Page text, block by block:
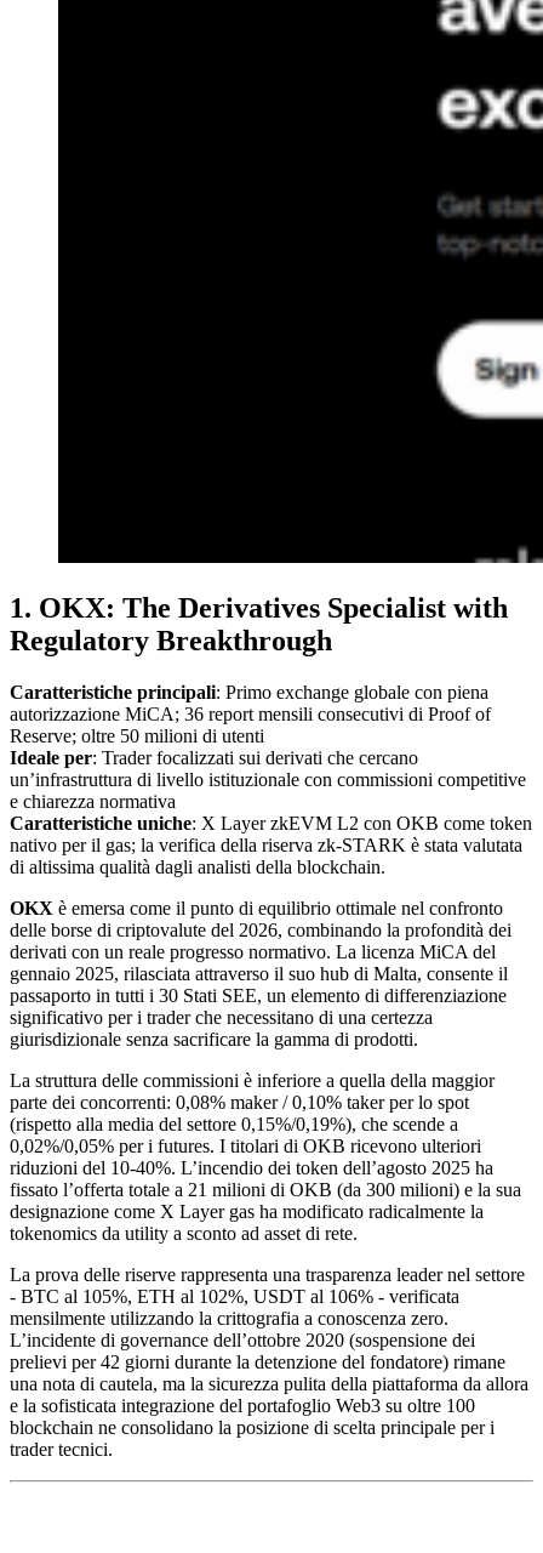
1. OKX: The Derivatives Specialist with
Regulatory Breakthrough
Caratteristiche principali: Primo exchange globale con piena
autorizzazione MiCA; 36 report mensili consecutivi di Proof of
Reserve; oltre 50 milioni di utenti
Ideale per: Trader focalizzati sui derivati che cercano
un’infrastruttura di livello istituzionale con commissioni competitive
e chiarezza normativa
Caratteristiche uniche: X Layer zkEVM L2 con OKB come token
nativo per il gas; la verifica della riserva zk-STARK è stata valutata
di altissima qualità dagli analisti della blockchain.
OKX è emersa come il punto di equilibrio ottimale nel confronto
delle borse di criptovalute del 2026, combinando la profondità dei
derivati con un reale progresso normativo. La licenza MiCA del
gennaio 2025, rilasciata attraverso il suo hub di Malta, consente il
passaporto in tutti i 30 Stati SEE, un elemento di differenziazione
significativo per i trader che necessitano di una certezza
giurisdizionale senza sacrificare la gamma di prodotti.
La struttura delle commissioni è inferiore a quella della maggior
parte dei concorrenti: 0,08% maker / 0,10% taker per lo spot
(rispetto alla media del settore 0,15%/0,19%), che scende a
0,02%/0,05% per i futures. I titolari di OKB ricevono ulteriori
riduzioni del 10-40%. L’incendio dei token dell’agosto 2025 ha
fissato l’offerta totale a 21 milioni di OKB (da 300 milioni) e la sua
designazione come X Layer gas ha modificato radicalmente la
tokenomics da utility a sconto ad asset di rete.
La prova delle riserve rappresenta una trasparenza leader nel settore
- BTC al 105%, ETH al 102%, USDT al 106% - verificata
mensilmente utilizzando la crittografia a conoscenza zero.
L’incidente di governance dell’ottobre 2020 (sospensione dei
prelievi per 42 giorni durante la detenzione del fondatore) rimane
una nota di cautela, ma la sicurezza pulita della piattaforma da allora
e la sofisticata integrazione del portafoglio Web3 su oltre 100
blockchain ne consolidano la posizione di scelta principale per i
trader tecnici.